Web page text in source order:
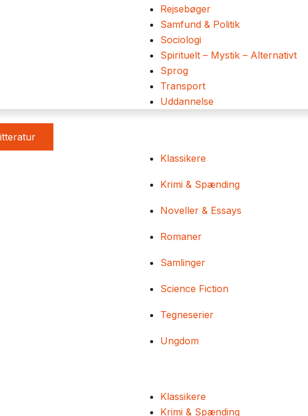
Rejsebøger
Samfund & Politik
Sociologi
Spirituelt – Mystik – Alternativt
Sprog
Transport
Uddannelse
Klassikere
Krimi & Spænding
Noveller & Essays
Romaner
Samlinger
Science Fiction
Tegneserier
Ungdom
Klassikere
Krimi & Spænding